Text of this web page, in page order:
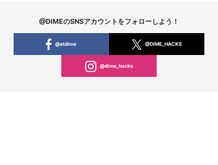
@DIMEのSNSアカウントをフォローしよう！
@atdime @DIME_HACKS
@dime_hacks